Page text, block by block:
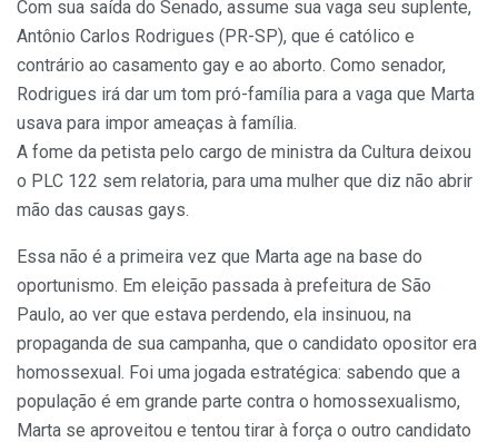
Com sua saída do Senado, assume sua vaga seu suplente,
Antônio Carlos Rodrigues (PR-SP), que é católico e
contrário ao casamento gay e ao aborto. Como senador,
Rodrigues irá dar um tom pró-família para a vaga que Marta
usava para impor ameaças à família.
A fome da petista pelo cargo de ministra da Cultura deixou
o PLC 122 sem relatoria, para uma mulher que diz não abrir
mão das causas gays.
Essa não é a primeira vez que Marta age na base do
oportunismo. Em eleição passada à prefeitura de São
Paulo, ao ver que estava perdendo, ela insinuou, na
propaganda de sua campanha, que o candidato opositor era
homossexual. Foi uma jogada estratégica: sabendo que a
população é em grande parte contra o homossexualismo,
Marta se aproveitou e tentou tirar à força o outro candidato